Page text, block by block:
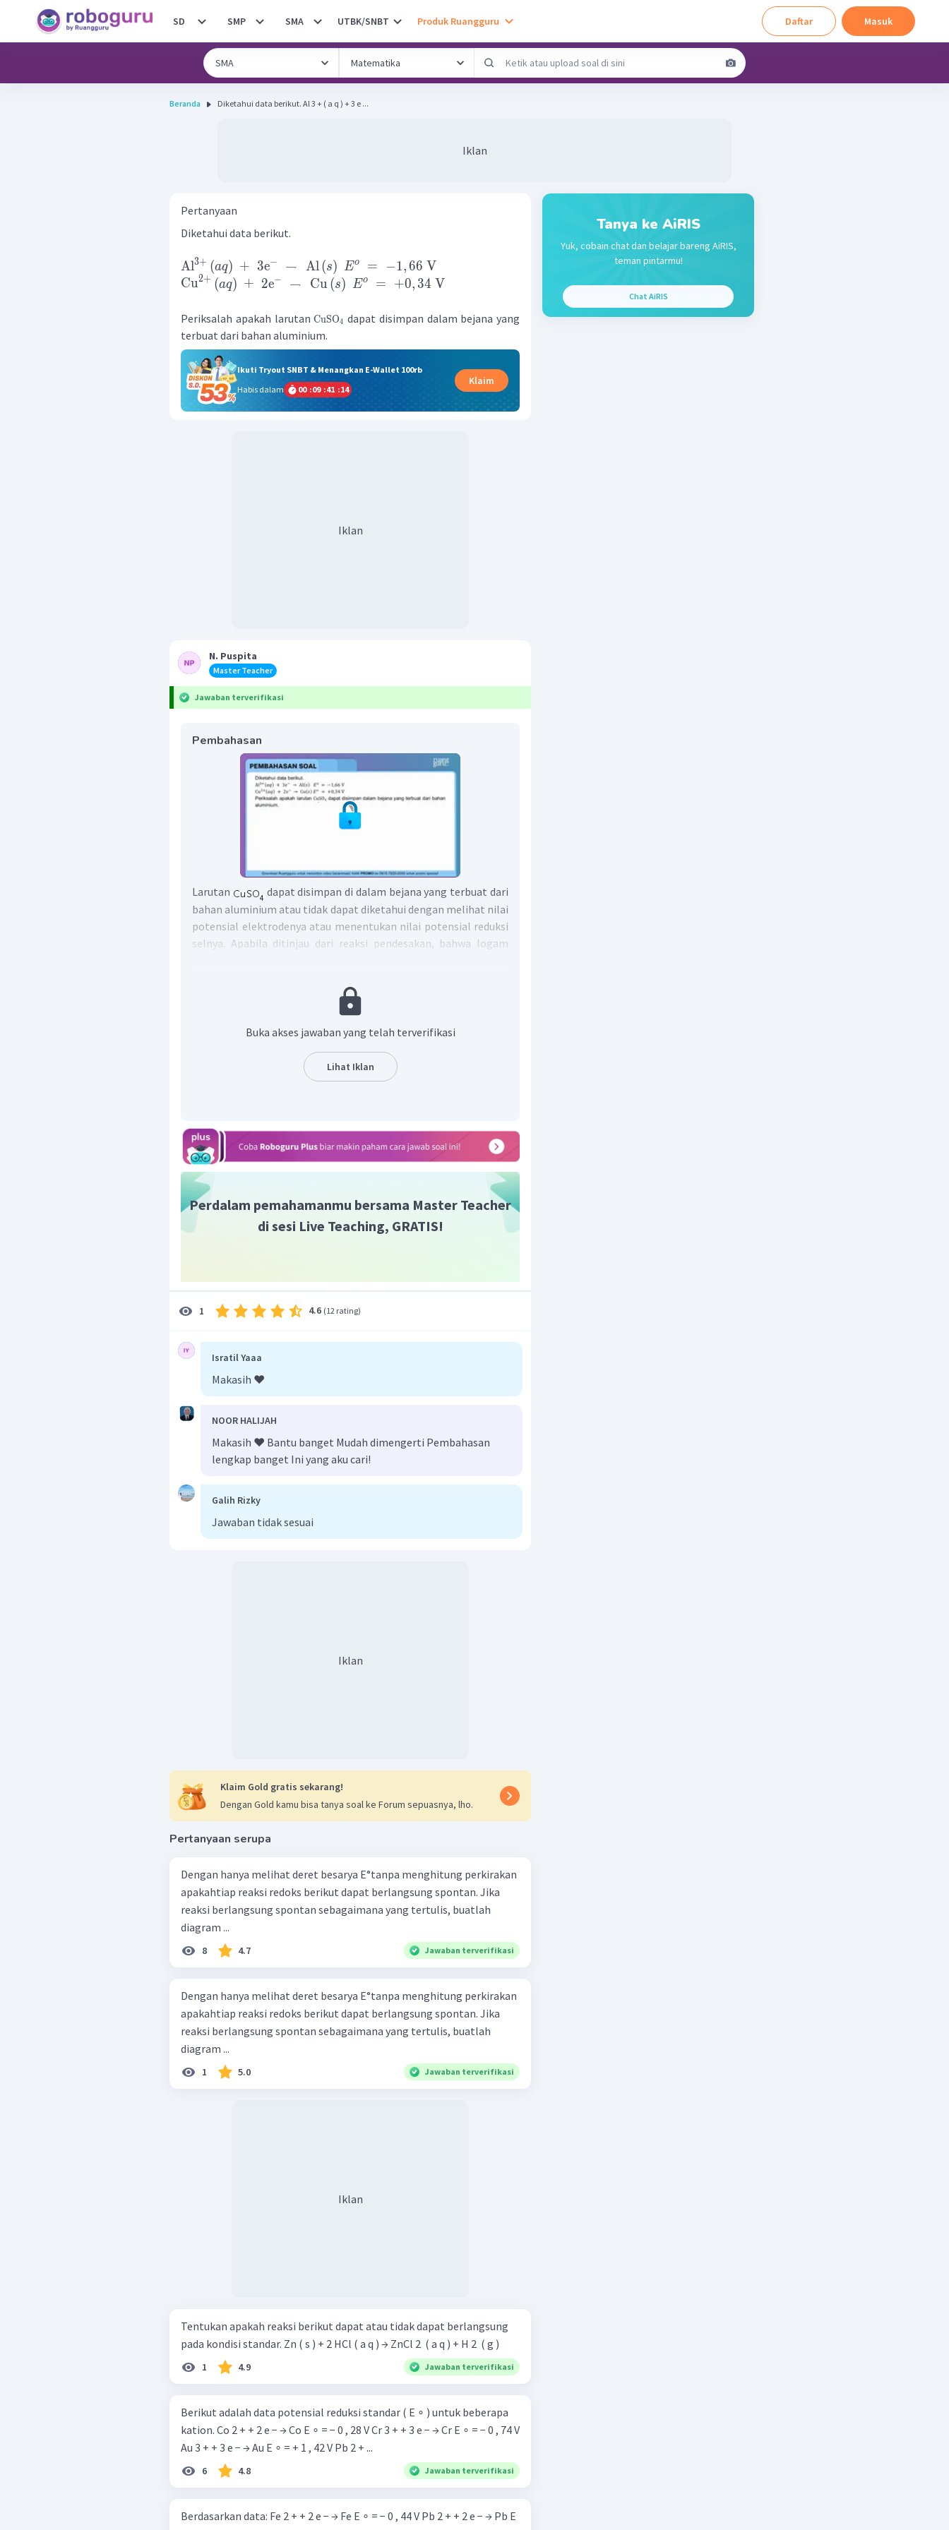
SD SMP SMA UTBK/SNBT Produk Ruangguru Daftar Masuk
Beranda Diketahui data berikut. Al 3 + ( a q ) + 3 e ...
Iklan
Pertanyaan
Diketahui data berikut.
Al3+ (aq) + 3e− → Al(s) Eo = −1,66 V
Cu2+ (aq) + 2e− → Cu(s) Eo = +0, 34 V
Periksalah apakah larutanCuSO4 dapat disimpan dalam bejana yang
terbuat dari bahan aluminium.
Ikuti Tryout SNBT & Menangkan E-Wallet 100rb
Habis dalam
00 :09 :41 :13
Klaim
Iklan
N. Puspita
Master Teacher
Jawaban terverifikasi
Pembahasan
Larutan
dapat disimpan di dalam bejana yang terbuat dari
bahan aluminium atau tidak dapat diketahui dengan melihat nilai
potensial elektrodenya atau menentukan nilai potensial reduksi
selnya. Apabila ditinjau dari reaksi pendesakan, bahwa logam
Aluminum memiliki potensial elektrode negatif (
tembaga bertindak sebagai katode (mengalami reduksi). Apabila
terjadi sebuah reaksi larutan
tidak dapat disimpan di
dalam bejana aluminium, karena alumunium dapat mereduksi
alumunium.
Buka akses jawaban yang telah terverifikasi
Lihat Iklan
Perdalam pemahamanmu bersama Master Teacher
di sesi Live Teaching, GRATIS!
1 4.6 (12 rating)
Isratil Yaaa
Makasih ❤️
NOOR HALIJAH
Makasih ❤️ Bantu banget Mudah dimengerti Pembahasan
lengkap banget Ini yang aku cari!
Galih Rizky
Jawaban tidak sesuai
Iklan
Klaim Gold gratis sekarang!
Dengan Gold kamu bisa tanya soal ke Forum sepuasnya, lho.
Pertanyaan serupa
Dengan hanya melihat deret besarya E°tanpa menghitung perkirakan
apakahtiap reaksi redoks berikut dapat berlangsung spontan. Jika
reaksi berlangsung spontan sebagaimana yang tertulis, buatlah
diagram ...
8 4.7 Jawaban terverifikasi
Dengan hanya melihat deret besarya E°tanpa menghitung perkirakan
apakahtiap reaksi redoks berikut dapat berlangsung spontan. Jika
reaksi berlangsung spontan sebagaimana yang tertulis, buatlah
diagram ...
1 5.0 Jawaban terverifikasi
Iklan
Tentukan apakah reaksi berikut dapat atau tidak dapat berlangsung
pada kondisi standar. Zn ( s ) + 2 HCl ( a q ) → ZnCl 2 ​ ( a q ) + H 2 ​ ( g )
1 4.9 Jawaban terverifikasi
Berikut adalah data potensial reduksi standar ( E ∘ ) untuk beberapa
kation. Co 2 + + 2 e − → Co E ∘ = − 0 , 28 V Cr 3 + + 3 e − → Cr E ∘ = − 0 , 74 V
Au 3 + + 3 e − → Au E ∘ = + 1 , 42 V Pb 2 + ...
6 4.8 Jawaban terverifikasi
Berdasarkan data: Fe 2 + + 2 e − → Fe E ∘ = − 0 , 44 V Pb 2 + + 2 e − → Pb E
Tanya ke AiRIS
Yuk, cobain chat dan belajar bareng AiRIS,
teman pintarmu!
Chat AiRIS